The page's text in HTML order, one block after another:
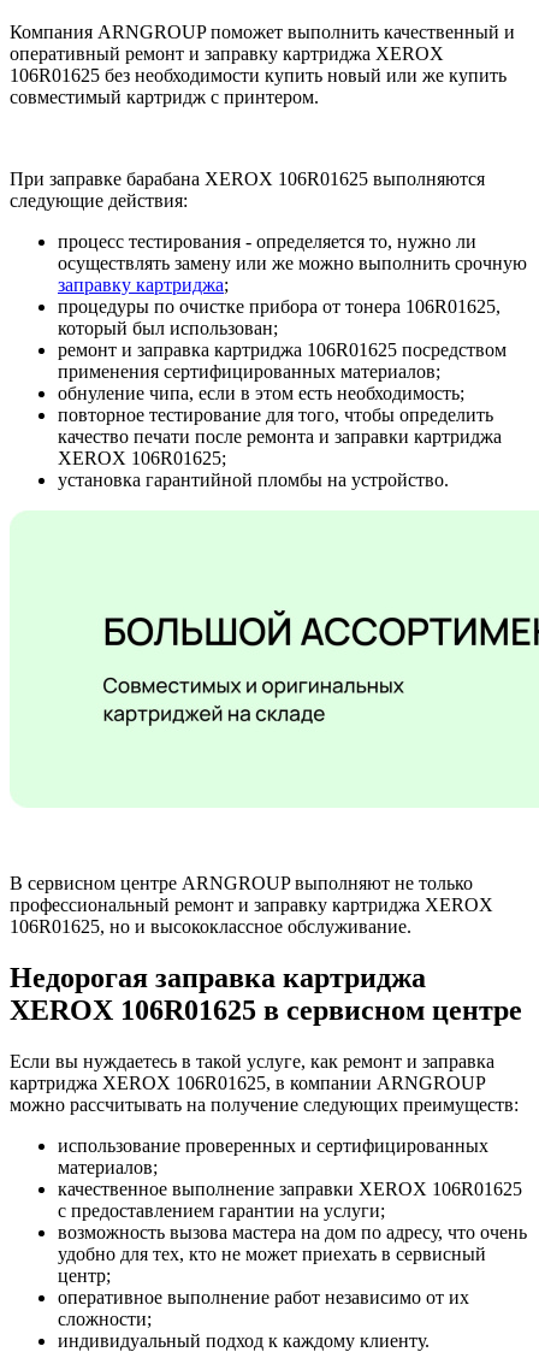
Компания ARNGROUP поможет выполнить качественный и
оперативный ремонт и заправку картриджа XEROX
106R01625 без необходимости купить новый или же купить
совместимый картридж с принтером.
При заправке барабана XEROX 106R01625 выполняются
следующие действия:
процесс тестирования - определяется то, нужно ли
осуществлять замену или же можно выполнить срочную
заправку картриджа;
процедуры по очистке прибора от тонера 106R01625,
который был использован;
ремонт и заправка картриджа 106R01625 посредством
применения сертифицированных материалов;
обнуление чипа, если в этом есть необходимость;
повторное тестирование для того, чтобы определить
качество печати после ремонта и заправки картриджа
XEROX 106R01625;
установка гарантийной пломбы на устройство.
В сервисном центре ARNGROUP выполняют не только
профессиональный ремонт и заправку картриджа XEROX
106R01625, но и высококлассное обслуживание.
Недорогая заправка картриджа
XEROX 106R01625 в сервисном центре
Если вы нуждаетесь в такой услуге, как ремонт и заправка
картриджа XEROX 106R01625, в компании ARNGROUP
можно рассчитывать на получение следующих преимуществ:
использование проверенных и сертифицированных
материалов;
качественное выполнение заправки XEROX 106R01625
с предоставлением гарантии на услуги;
возможность вызова мастера на дом по адресу, что очень
удобно для тех, кто не может приехать в сервисный
центр;
оперативное выполнение работ независимо от их
сложности;
индивидуальный подход к каждому клиенту.